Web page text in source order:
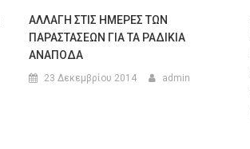
ΑΛΛΑΓΗ ΣΤΙΣ ΗΜΕΡΕΣ ΤΩΝ
ΠΑΡΑΣΤΑΣΕΩΝ ΓΙΑ ΤΑ ΡΑΔΙΚΙΑ
ΑΝΑΠΟΔΑ
23 Δεκεμβρίου 2014 admin